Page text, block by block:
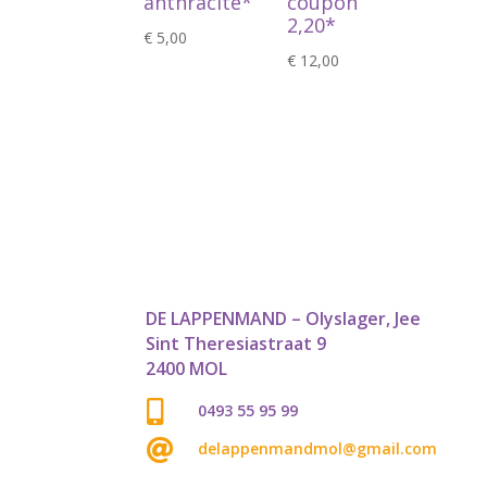
€ 5,00
2,20*
€ 12,00
DE LAPPENMAND – Olyslager, Jee
Sint Theresiastraat 9
2400 MOL
 0493 55 95 99
 delappenmandmol@gmail.com